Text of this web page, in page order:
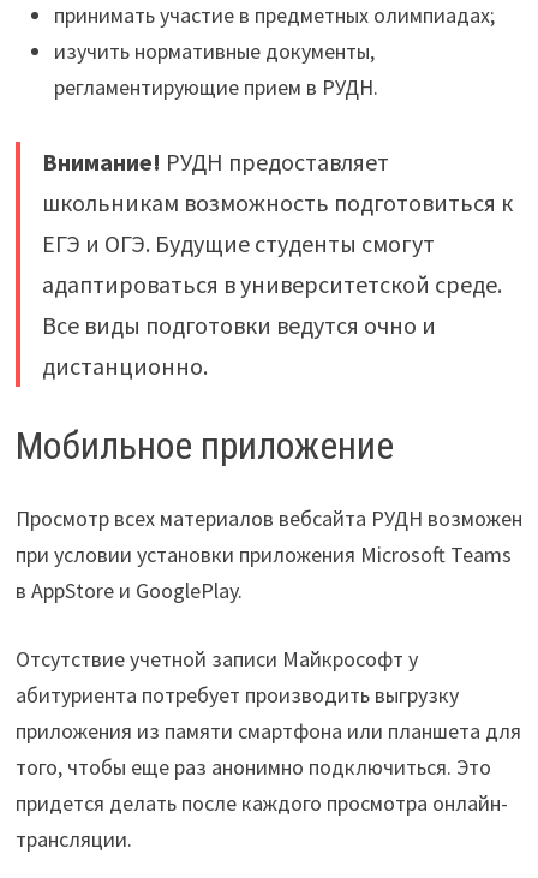
принимать участие в предметных олимпиадах;
изучить нормативные документы,
регламентирующие прием в РУДН.
Внимание! РУДН предоставляет
школьникам возможность подготовиться к
ЕГЭ и ОГЭ. Будущие студенты смогут
адаптироваться в университетской среде.
Все виды подготовки ведутся очно и
дистанционно.
Мобильное приложение
Просмотр всех материалов вебсайта РУДН возможен
при условии установки приложения Microsoft Teams
в AppStore и GooglePlay.
Отсутствие учетной записи Майкрософт у
абитуриента потребует производить выгрузку
приложения из памяти смартфона или планшета для
того, чтобы еще раз анонимно подключиться. Это
придется делать после каждого просмотра онлайн-
трансляции.